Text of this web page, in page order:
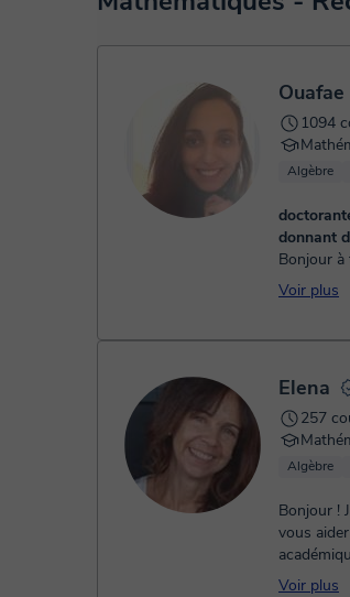
virtuel. Vous avez deux options:
Une fois le paiement réglé, nous
Ouafae
1094
Algèbre
donnant
Bonjour
élève des
ense...
Voir plus
Elena
257
Algèbre
Bonjour ! Je m'appelle Elena et j'aimerais
vous
même si je
Voir plus